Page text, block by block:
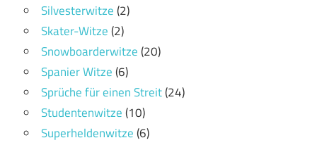
Silvesterwitze(2)
Skater-Witze(2)
Snowboarderwitze(20)
Spanier Witze(6)
Sprüche für einen Streit(24)
Studentenwitze(10)
Superheldenwitze(6)